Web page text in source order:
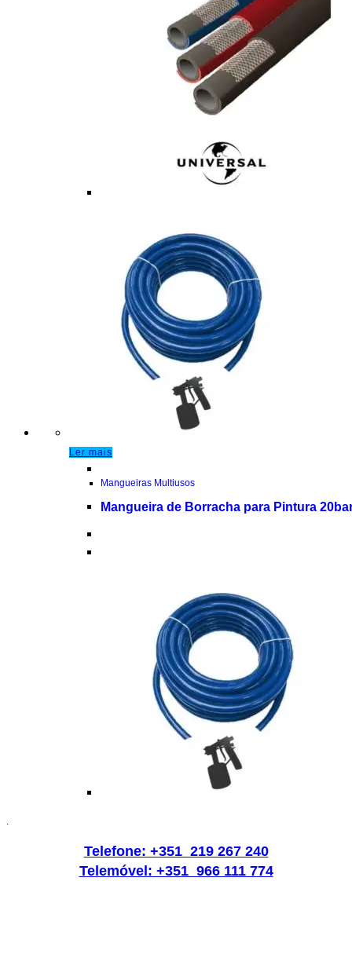
Ler mais
Mangueiras Multiusos
Mangueira de Borracha para Pintura
.
Telefone: +351 219 267 240
Telemóvel: +351 966 111 774